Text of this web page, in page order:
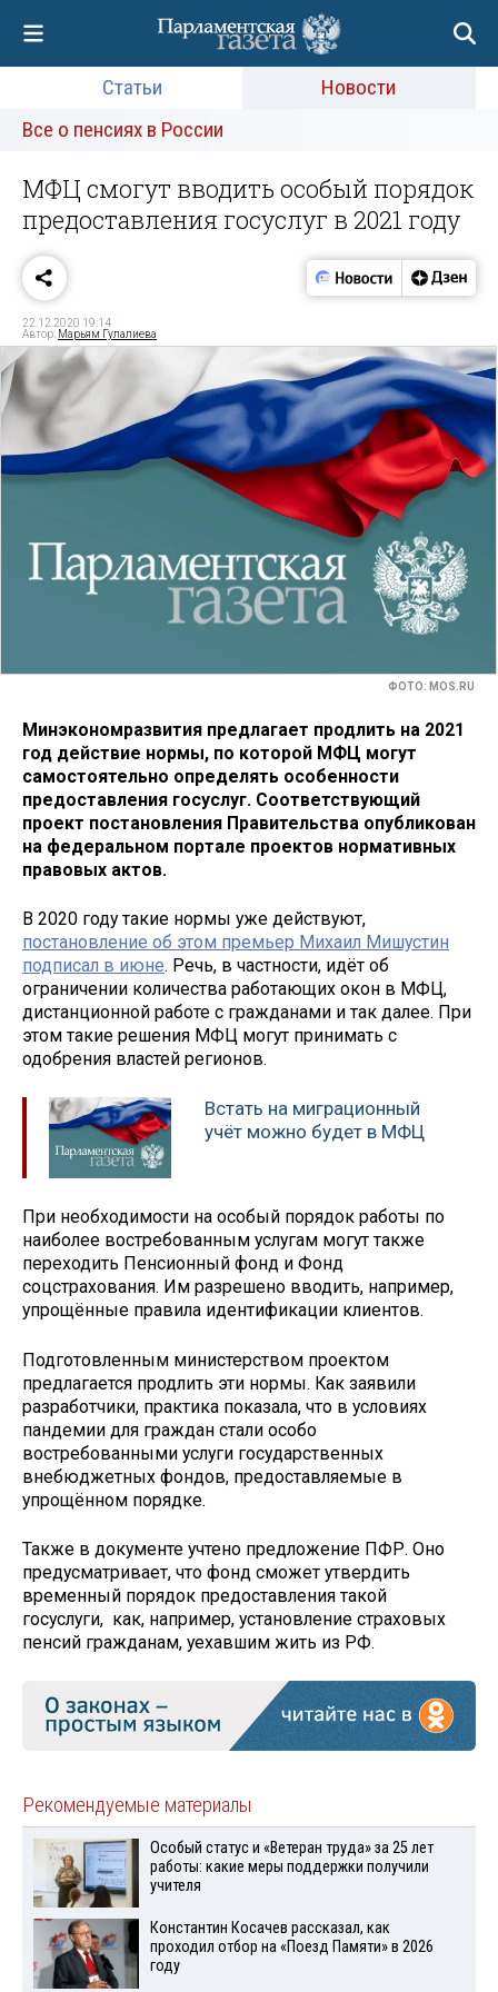
Статьи
Новости
Все о пенсиях в России
МФЦ смогут вводить особый порядок
предоставления госуслуг в 2021 году
22.12.2020 19:14
Автор: Марьям Гулалиева
ФОТО: MOS.RU
Минэкономразвития предлагает продлить на 2021
год действие нормы, по которой МФЦ могут
самостоятельно определять особенности
предоставления госуслуг. Соответствующий
проект постановления Правительства опубликован
на федеральном портале проектов нормативных
правовых актов.
В 2020 году такие нормы уже действуют,
постановление об этом премьер Михаил Мишустин
подписал в июне. Речь, в частности, идёт об
ограничении количества работающих окон в МФЦ,
дистанционной работе с гражданами и так далее. При
этом такие решения МФЦ могут принимать с
одобрения властей регионов.
Встать на миграционный
учёт можно будет в МФЦ
При необходимости на особый порядок работы по
наиболее востребованным услугам могут также
переходить Пенсионный фонд и Фонд
соцстрахования. Им разрешено вводить, например,
упрощённые правила идентификации клиентов.
Подготовленным министерством проектом
предлагается продлить эти нормы. Как заявили
разработчики, практика показала, что в условиях
пандемии для граждан стали особо
востребованными услуги государственных
внебюджетных фондов, предоставляемые в
упрощённом порядке.
Также в документе учтено предложение ПФР. Оно
предусматривает, что фонд сможет утвердить
временный порядок предоставления такой
госуслуги, как, например, установление страховых
пенсий гражданам, уехавшим жить из РФ.
Рекомендуемые материалы
Особый статус и «Ветеран труда» за 25 лет
работы: какие меры поддержки получили
учителя
Константин Косачев рассказал, как
проходил отбор на «Поезд Памяти» в 2026
году